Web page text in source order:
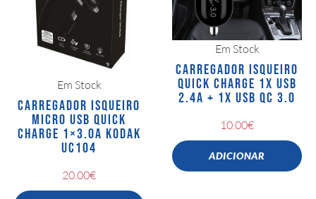
Em Stock
CARREGADOR ISQUEIRO
MICRO USB QUICK
CHARGE 1×3.0A KODAK
UC104
20.00€
Em Stock
CARREGADOR ISQUEIRO
QUICK CHARGE 1X USB
2.4A + 1X USB QC 3.0
10.00€
ADICIONAR